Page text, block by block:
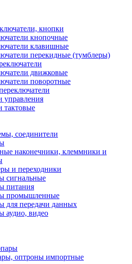
кнопки
кнопочные
клавишные
перекидные (тумблеры)
движковые
поворотные
управления
тактовые
соединители
наконечники, клеммники и
и переходники
сигнальные
питания
промышленные
для передачи данных
аудио, видео
оптроны импортные